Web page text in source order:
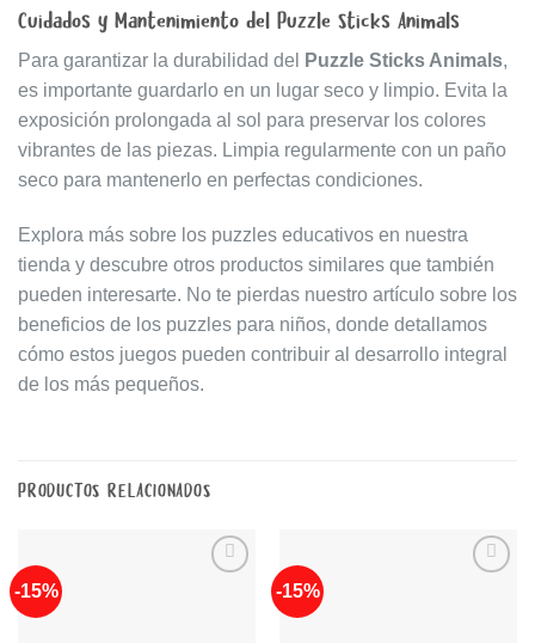
Cuidados y Mantenimiento del Puzzle Sticks Animals
Para garantizar la durabilidad del Puzzle Sticks Animals,
es importante guardarlo en un lugar seco y limpio. Evita la
exposición prolongada al sol para preservar los colores
vibrantes de las piezas. Limpia regularmente con un paño
seco para mantenerlo en perfectas condiciones.
Explora más sobre los puzzles educativos en nuestra
tienda y descubre otros productos similares que también
pueden interesarte. No te pierdas nuestro artículo sobre los
beneficios de los puzzles para niños, donde detallamos
cómo estos juegos pueden contribuir al desarrollo integral
de los más pequeños.
PRODUCTOS RELACIONADOS
-15% -15%